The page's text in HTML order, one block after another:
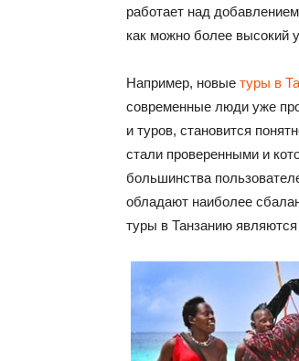
работает над
как можно более высокий
Например, новые туры в
современные люди уже
и туров, становится
стали проверенными и
большинства
обладают наиболее
туры в Танзанию